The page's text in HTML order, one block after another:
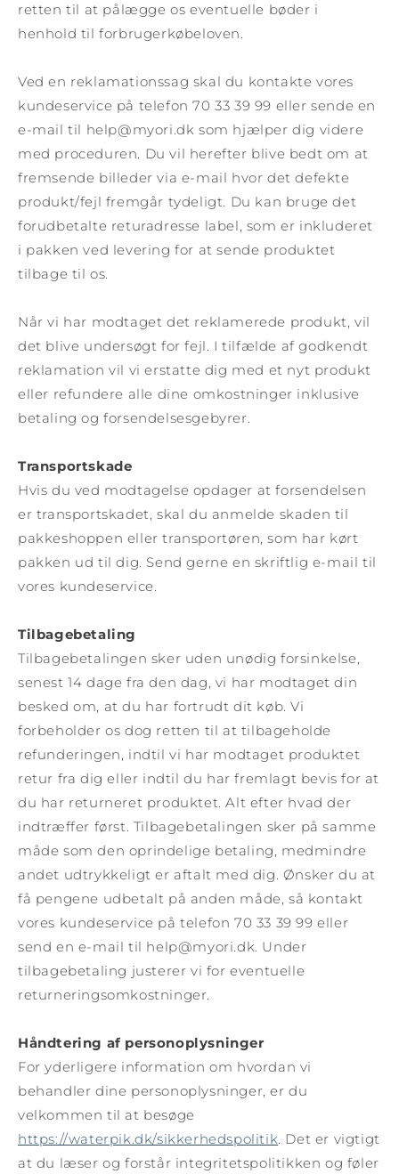
retten til at pålægge os eventuelle bøder i
henhold til forbrugerkøbeloven.
Ved en reklamationssag skal du kontakte vores
kundeservice på telefon 70 33 39 99 eller sende en
e-mail til help@myori.dk som hjælper dig videre
med proceduren. Du vil herefter blive bedt om at
fremsende billeder via e-mail hvor det defekte
produkt/fejl fremgår tydeligt. Du kan bruge det
forudbetalte returadresse label, som er inkluderet
i pakken ved levering for at sende produktet
tilbage til os.
Når vi har modtaget det reklamerede produkt, vil
det blive undersøgt for fejl. I tilfælde af godkendt
reklamation vil vi erstatte dig med et nyt produkt
eller refundere alle dine omkostninger inklusive
betaling og forsendelsesgebyrer.
Transportskade
Hvis du ved modtagelse opdager at forsendelsen
er transportskadet, skal du anmelde skaden til
pakkeshoppen eller transportøren, som har kørt
pakken ud til dig. Send gerne en skriftlig e-mail til
vores kundeservice.
Tilbagebetaling
Tilbagebetalingen sker uden unødig forsinkelse,
senest 14 dage fra den dag, vi har modtaget din
besked om, at du har fortrudt dit køb. Vi
forbeholder os dog retten til at tilbageholde
refunderingen, indtil vi har modtaget produktet
retur fra dig eller indtil du har fremlagt bevis for at
du har returneret produktet. Alt efter hvad der
indtræffer først. Tilbagebetalingen sker på samme
måde som den oprindelige betaling, medmindre
andet udtrykkeligt er aftalt med dig. Ønsker du at
få pengene udbetalt på anden måde, så kontakt
vores kundeservice på telefon 70 33 39 99 eller
send en e-mail til help@myori.dk. Under
tilbagebetaling justerer vi for eventuelle
returneringsomkostninger.
Håndtering af personoplysninger
For yderligere information om hvordan vi
behandler dine personoplysninger, er du
velkommen til at besøge
https://waterpik.dk/sikkerhedspolitik. Det er vigtigt
at du læser og forstår integritetspolitikken og føler